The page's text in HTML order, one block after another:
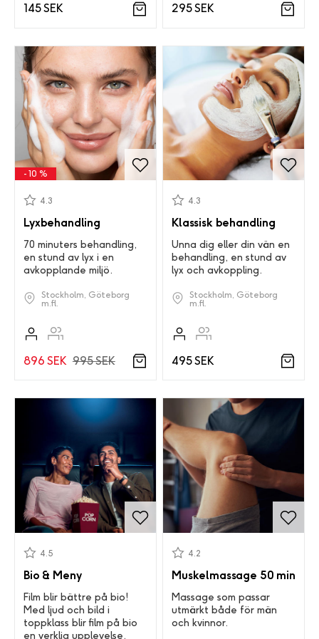
145 SEK 295 SEK
- 10 %
Lyxbehandling
4.3
70 minuters behandling,
en stund av lyx i en
avkopplande miljö.
Stockholm, Göteborg
m.fl.
896 SEK 995 SEK
Klassisk behandling
4.3
Unna dig eller din vän en
behandling, en stund av
lyx och avkoppling.
Stockholm, Göteborg
m.fl.
495 SEK
Bio & Meny
4.5
Film blir bättre på bio!
Med ljud och bild i
toppklass blir film på bio
en verklig upplevelse.
Muskelmassage 50 min
4.2
Massage som passar
utmärkt både för män
och kvinnor.